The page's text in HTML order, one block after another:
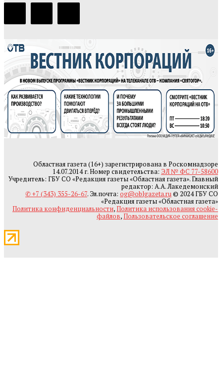
Областная газета (16+) зарегистрирована в Роскомнадзоре
14.07.2014 г. Номер свидетельства: ЭЛ № ФС 77-58600
Учредитель: ГБУ СО «Редакция газеты «Областная газета». Главный
редактор: А.А. Лакедемонский
✆ +7 (343) 355-26-67. Эл.почта: og@oblgazeta.ru© 2024 ГБУ СО
«Редакция газеты «Областная газета»
Политика конфиденциальности,Политика использования cookie-
файлов,Пользовательское соглашение